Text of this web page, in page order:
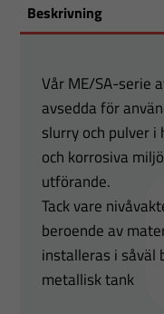
Beskrivning
Vår ME/SA-serie
avsedda för
slurry och pulver
och korrosiva
utförande.
Tack vare
beroende av
installeras i såväl
metallisk tank